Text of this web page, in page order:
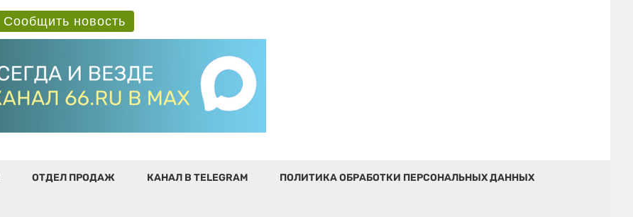
Сообщить новость
ОТДЕЛ ПРОДАЖ КАНАЛ В TELEGRAM
ПОЛИТИКА ОБРАБОТКИ ПЕРСОНАЛЬНЫХ ДАННЫХ